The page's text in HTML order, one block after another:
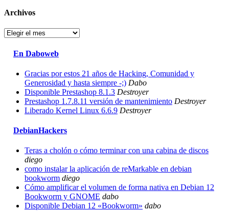
Archivos
Archivos
En Daboweb
Gracias por estos 21 años de Hacking, Comunidad y
Generosidad y hasta siempre -;) Dabo
Disponible Prestashop 8.1.3 Destroyer
Prestashop 1.7.8.11 versión de mantenimiento Destroyer
Liberado Kernel Linux 6.6.9 Destroyer
DebianHackers
Teras a cholón o cómo terminar con una cabina de discos
diego
como instalar la aplicación de reMarkable en debian
bookworm diego
Cómo amplificar el volumen de forma nativa en Debian 12
Bookworm y GNOME dabo
Disponible Debian 12 «Bookworm» dabo